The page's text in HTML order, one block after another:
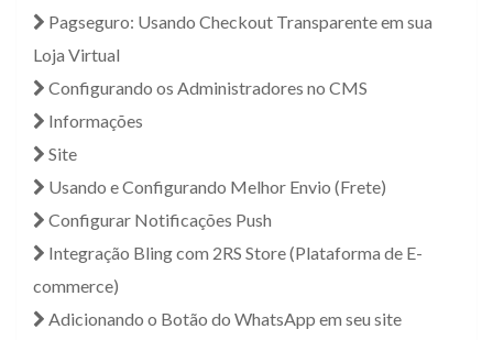
Pagseguro: Usando Checkout Transparente em sua
Loja Virtual
Configurando os Administradores no CMS
Informações
Site
Usando e Configurando Melhor Envio (Frete)
Configurar Notificações Push
Integração Bling com 2RS Store (Plataforma de E-
commerce)
Adicionando o Botão do WhatsApp em seu site